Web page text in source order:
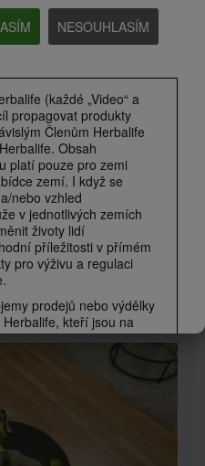
NESOUHLASÍM
(každé „Video“ a
propagovat produkty
Členům Herbalife
Obsah
platí pouze pro zemi
zemí. I když se
nebo vzhled
v jednotlivých zemích
životy lidí
příležitosti v přímém
pro výživu a regulaci
prodejů nebo výdělky
kteří jsou na
plánu a
Tyto příjmy se vztahují
příklady) a nejsou
záruku toho, co vyděláte.
provozujete své
nebo
1:18
Clayton
+ silové kolo